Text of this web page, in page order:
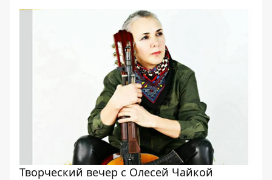
Творческий вечер с Олесей Чайкой